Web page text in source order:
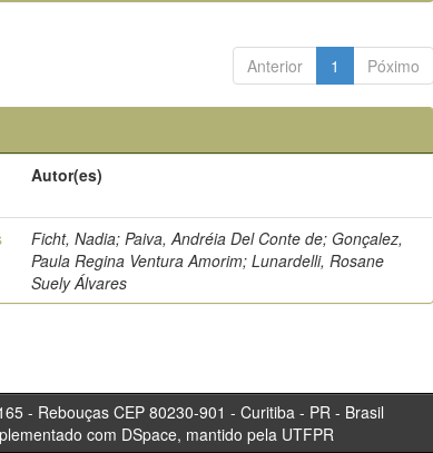
Anterior 1 Póximo
Autor(es)
Ficht, Nadia; Paiva, Andréia Del Conte de; Gonçalez,
Paula Regina Ventura Amorim; Lunardelli, Rosane
Suely Álvares
Rebouças CEP 80230-901 - Curitiba - PR
com DSpace, mantido pela UTFPR